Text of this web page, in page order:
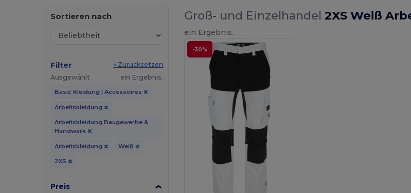
Sortieren nach
Filter
« Zurücksetzen
Ausgewählt
ein Ergebnis.
Basic Kleidung | Accessoires
Arbeitskleidung
Arbeitskleidung Baugewerbe &
Handwerk
Arbeitskleidung Weiß
2XS
Preis
Groß- und Einzelhandel 2XS Weiß
ein Ergebnis.
-30%